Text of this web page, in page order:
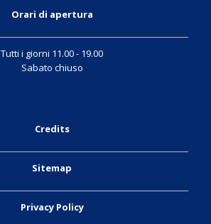
Orari di apertura
Tutti i giorni 11.00 - 19.00
Sabato chiuso
Credits
Sitemap
Privacy Policy